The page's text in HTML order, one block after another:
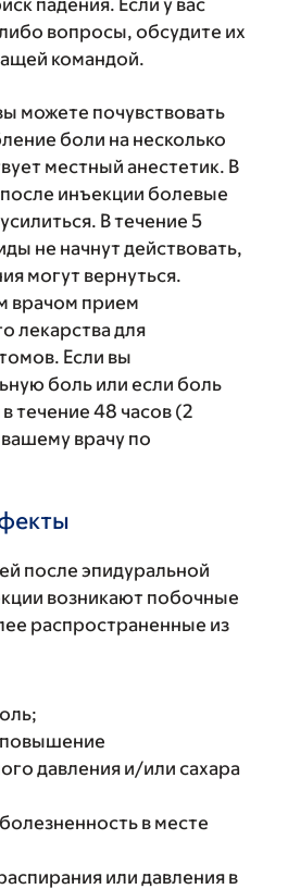
вопросы, обсудите их
командой.
можете почувствовать
боли на несколько
местный анестетик. В
инъекции болевые
В течение 5
не начнут действовать,
могут вернуться.
врачом прием
лекарства для
Если вы
боль или если боль
течение 48 часов (2
врачу по
после эпидуральной
возникают побочные
распространенные из
давления и/или сахара
в месте
или давления в